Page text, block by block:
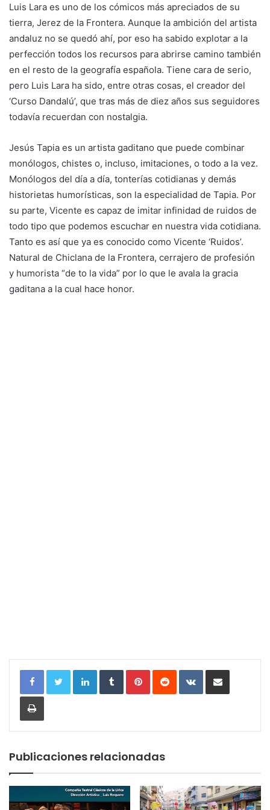
Luis Lara es uno de los cómicos más apreciados de su
tierra, Jerez de la Frontera. Aunque la ambición del artista
andaluz no se quedó ahí, por eso ha sabido explotar a la
perfección todos los recursos para abrirse camino también
en el resto de la geografía española. Tiene cara de serio,
pero Luis Lara ha sido, entre otras cosas, el creador del
‘Curso Dandalú’, que tras más de diez años sus seguidores
todavía recuerdan con nostalgia.
Jesús Tapia es un artista gaditano que puede combinar
monólogos, chistes o, incluso, imitaciones, o todo a la vez.
Monólogos del día a día, tonterías cotidianas y demás
historietas humorísticas, son la especialidad de Tapia. Por
su parte, Vicente es capaz de imitar infinidad de ruidos de
todo tipo que podemos escuchar en nuestra vida cotidiana.
Tanto es así que ya es conocido como Vicente ‘Ruidos’.
Natural de Chiclana de la Frontera, cerrajero de profesión
y humorista “de to la vida” por lo que le avala la gracia
gaditana a la cual hace honor.
LinkedInTumblrPinterestReddit VKontakteCompartir por correo
Imprimir
Publicaciones relacionadas